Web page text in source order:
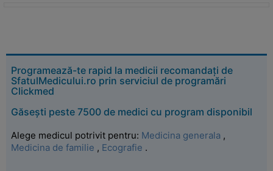
Programează-te rapid la medicii recomandați de
SfatulMedicului.ro prin serviciul de programări
Clickmed
Găsești peste 7500 de medici cu program disponibil
Alege medicul potrivit pentru: Medicina generala ,
Medicina de familie , Ecografie .